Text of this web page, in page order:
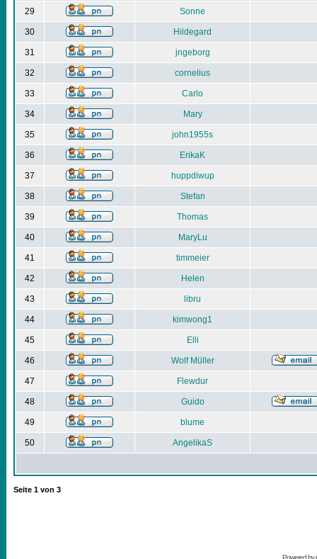
29 Sonne
30 Hildegard
31 jngeborg
32 cornelius
33 Carlo
34 Mary
35 john1955s
36 ErikaK
37 huppdiwup
38 Stefan
39 Thomas
40 MaryLu
41 timmeier
42 Helen
43 libru
44 kimwong1
45 Elli
46 Wolf Müller
47 Flewdur
48 Guido
49 blume
50 AngelikaS
Seite 1 von 3
Powered by